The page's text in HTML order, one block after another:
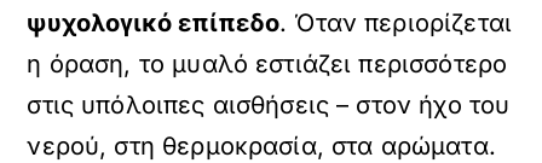
ψυχολογικό επίπεδο. Όταν περιορίζεται
η όραση, το μυαλό εστιάζει περισσότερο
στις υπόλοιπες αισθήσεις – στον ήχο του
νερού, στη θερμοκρασία, στα αρώματα.